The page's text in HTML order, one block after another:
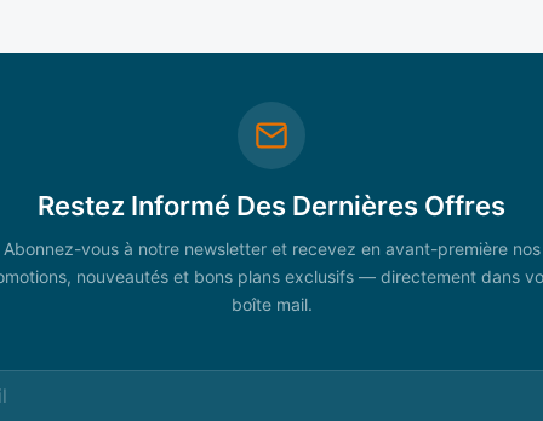
Restez Informé Des Dernières Offres
Abonnez-vous à notre newsletter et recevez en avant-première nos
nouveautés et bons plans exclusifs — directement dans
boîte mail.